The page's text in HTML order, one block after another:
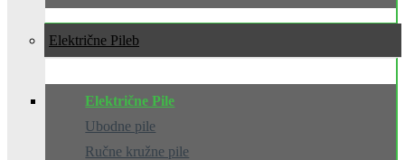
Električne Pile
Električne Pile
Ubodne pile
Ručne kružne pile